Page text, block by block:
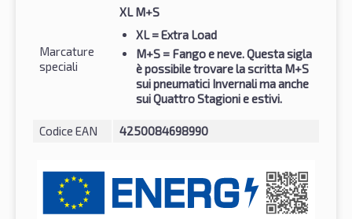
Marcature
speciali
XL M+S
XL= Extra Load
M+S = Fango e neve. Questa sigla
è possibile trovare la scritta M+S
sui pneumatici Invernali ma anche
sui Quattro Stagioni e estivi.
Codice EAN 4250084698990